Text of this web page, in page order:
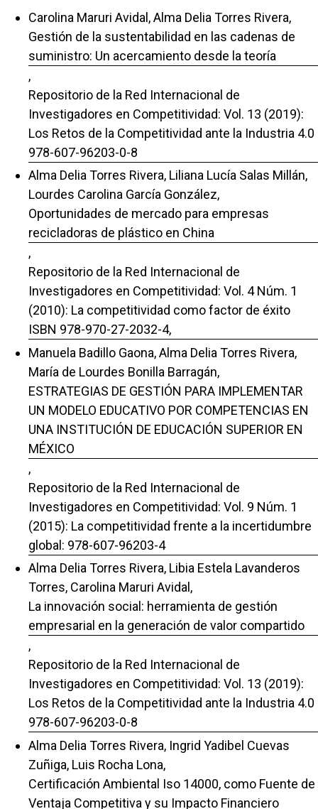
Carolina Maruri Avidal, Alma Delia Torres Rivera,
Gestión de la sustentabilidad en las cadenas de
suministro: Un acercamiento desde la teoría
,
Repositorio de la Red Internacional de
Investigadores en Competitividad: Vol. 13 (2019):
Los Retos de la Competitividad ante la Industria 4.0
978-607-96203-0-8
Alma Delia Torres Rivera, Liliana Lucía Salas Millán,
Lourdes Carolina García González,
Oportunidades de mercado para empresas
recicladoras de plástico en China
,
Repositorio de la Red Internacional de
Investigadores en Competitividad: Vol. 4 Núm. 1
(2010): La competitividad como factor de éxito
ISBN 978-970-27-2032-4,
Manuela Badillo Gaona, Alma Delia Torres Rivera,
María de Lourdes Bonilla Barragán,
ESTRATEGIAS DE GESTIÓN PARA IMPLEMENTAR
UN MODELO EDUCATIVO POR COMPETENCIAS EN
UNA INSTITUCIÓN DE EDUCACIÓN SUPERIOR EN
MÉXICO
,
Repositorio de la Red Internacional de
Investigadores en Competitividad: Vol. 9 Núm. 1
(2015): La competitividad frente a la incertidumbre
global: 978-607-96203-4
Alma Delia Torres Rivera, Libia Estela Lavanderos
Torres, Carolina Maruri Avidal,
La innovación social: herramienta de gestión
empresarial en la generación de valor compartido
,
Repositorio de la Red Internacional de
Investigadores en Competitividad: Vol. 13 (2019):
Los Retos de la Competitividad ante la Industria 4.0
978-607-96203-0-8
Alma Delia Torres Rivera, Ingrid Yadibel Cuevas
Zuñiga, Luis Rocha Lona,
Certificación Ambiental Iso 14000, como Fuente de
Ventaja Competitiva y su Impacto Financiero